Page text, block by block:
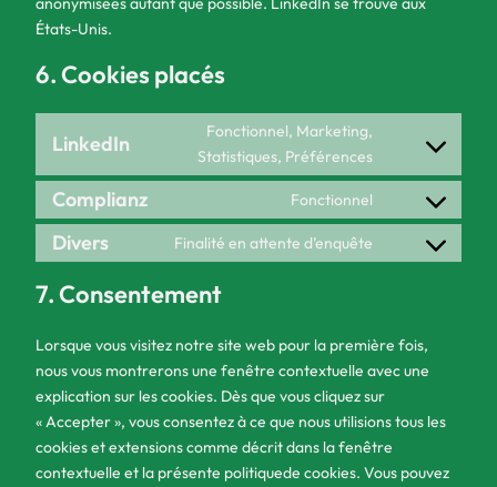
États-Unis.
6. Cookies placés
LinkedIn
Fonctionnel, Marketing,
Statistiques, Préférences
Consent
to
service
Complianz Fonctionnel
Consent
service
Divers Finalité en attente d’enquête
Consent
7. Consentement
Lorsque vous visitez notre site web pour la première fois,
nous vous montrerons une fenêtre contextuelle avec une
explication sur les cookies. Dès que vous cliquez sur
« Accepter », vous consentez à ce que nous utilisions tous les
cookies et extensions comme décrit dans la fenêtre
contextuelle et la présente politiquede cookies. Vous pouvez